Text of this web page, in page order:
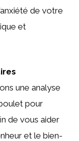
de votre
et
une analyse
pour
de vous aider
et le bien-